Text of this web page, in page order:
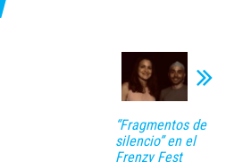
“Fragmentos de
silencio” en el
Frenzy Fest